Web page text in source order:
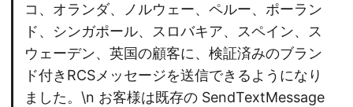
コ、オランダ、ノルウェー、ペルー、ポーラン
ド、シンガポール、スロバキア、スペイン、ス
ウェーデン、英国の顧客に、検証済みのブラン
ド付きRCSメッセージを送信できるようになり
ました。\n お客様は既存の SendTextMessage